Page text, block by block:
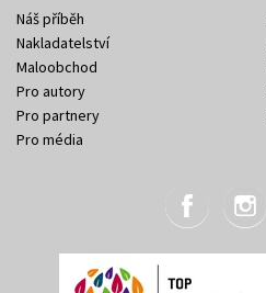
Náš příběh
Nakladatelství
Maloobchod
Pro autory
Pro partnery
Pro média